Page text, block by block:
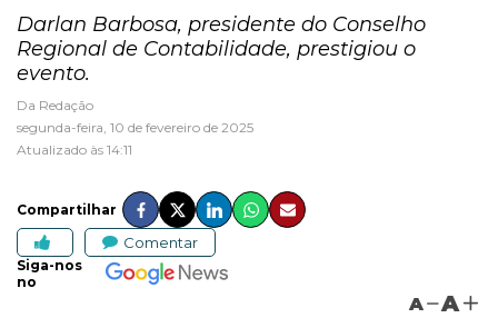
Darlan Barbosa, presidente do Conselho
Regional de Contabilidade, prestigiou o
evento.
Da Redação
segunda-feira, 10 de fevereiro de 2025
Atualizado às 14:11
Compartilhar
Comentar
Siga-nos
no
A A